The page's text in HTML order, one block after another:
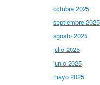
octubre 2025
septiembre 2025
agosto 2025
julio 2025
junio 2025
mayo 2025